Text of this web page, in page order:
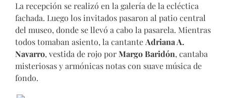
La recepción se realizó en la galería de la ecléctica
fachada. Luego los invitados pasaron al patio central
del museo, donde se llevó a cabo la pasarela. Mientras
todos tomaban asiento, la cantante Adriana A.
Navarro, vestida de rojo porMargo Baridón, cantaba
misteriosas y armónicas notas con suave música de
fondo.